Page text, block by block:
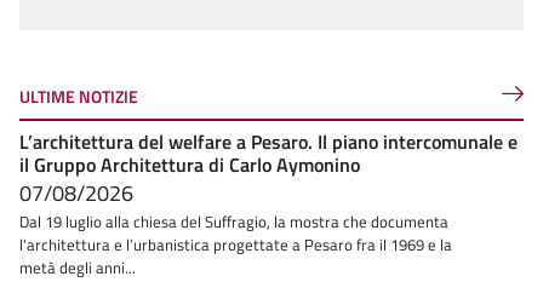
ULTIME NOTIZIE
L’architettura del welfare a Pesaro. Il piano intercomunale e
il Gruppo Architettura di Carlo Aymonino
07/08/2026
Dal 19 luglio alla chiesa del Suffragio, la mostra che documenta
l'architettura e l’urbanistica progettate a Pesaro fra il 1969 e la
metà degli anni...